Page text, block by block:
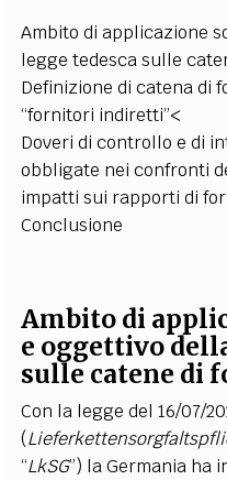
Ambito di applicazione
legge tedesca sulle
Definizione di catena di
“fornitori indiretti”<
Doveri di controllo e di
obbligate nei confronti
impatti sui rapporti di
Conclusione
Ambito di
e oggettivo
sulle catene di
Con la legge del 16/07/
(
“LkSG”) la Germania ha